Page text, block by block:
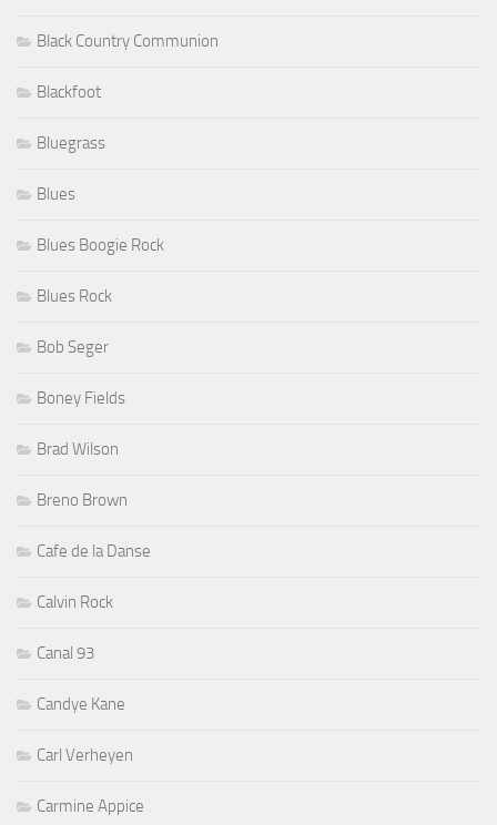
Black Country Communion
Blackfoot
Bluegrass
Blues
Blues Boogie Rock
Blues Rock
Bob Seger
Boney Fields
Brad Wilson
Breno Brown
Cafe de la Danse
Calvin Rock
Canal 93
Candye Kane
Carl Verheyen
Carmine Appice